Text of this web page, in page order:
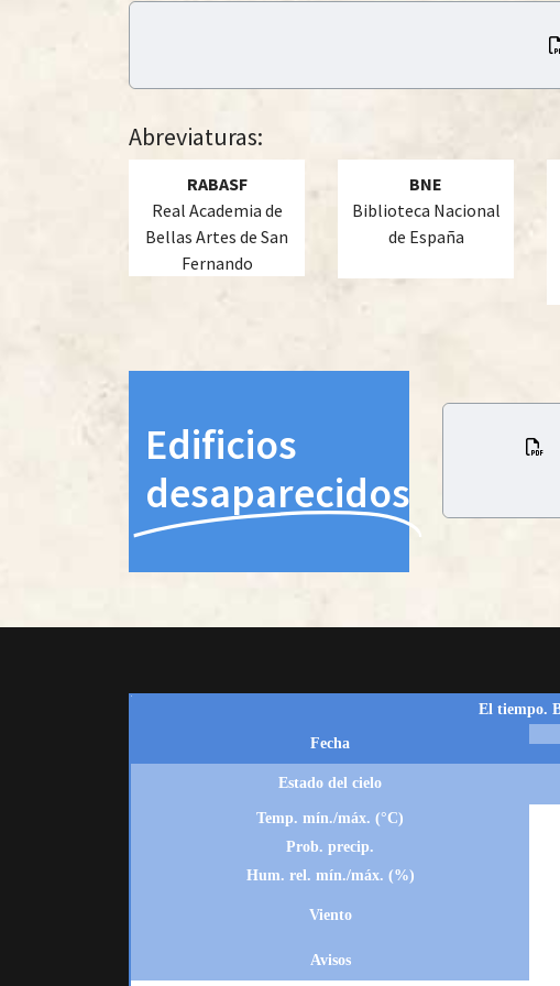
Abreviaturas:
RABASF
Real Academia de
Bellas Artes de San
Fernando
BNE
Biblioteca Nacional
de España
Edificios
desaparecidos